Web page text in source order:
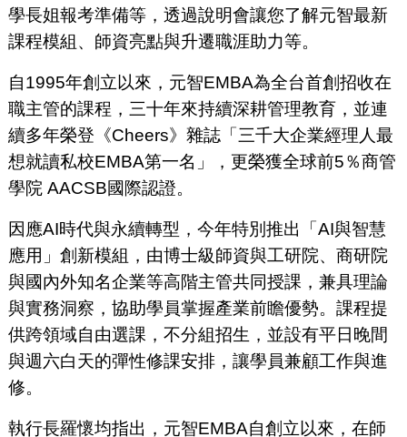
學長姐報考準備等，透過說明會讓您了解元智最新
課程模組、師資亮點與升遷職涯助力等。
自1995年創立以來，元智EMBA為全台首創招收在
職主管的課程，三十年來持續深耕管理教育，並連
續多年榮登《Cheers》雜誌「三千大企業經理人最
想就讀私校EMBA第一名」，更榮獲全球前5％商管
學院 AACSB國際認證。
因應AI時代與永續轉型，今年特別推出「AI與智慧
應用」創新模組，由博士級師資與工研院、商研院
與國內外知名企業等高階主管共同授課，兼具理論
與實務洞察，協助學員掌握產業前瞻優勢。課程提
供跨領域自由選課，不分組招生，並設有平日晚間
與週六白天的彈性修課安排，讓學員兼顧工作與進
修。
執行長羅懷均指出，元智EMBA自創立以來，在師